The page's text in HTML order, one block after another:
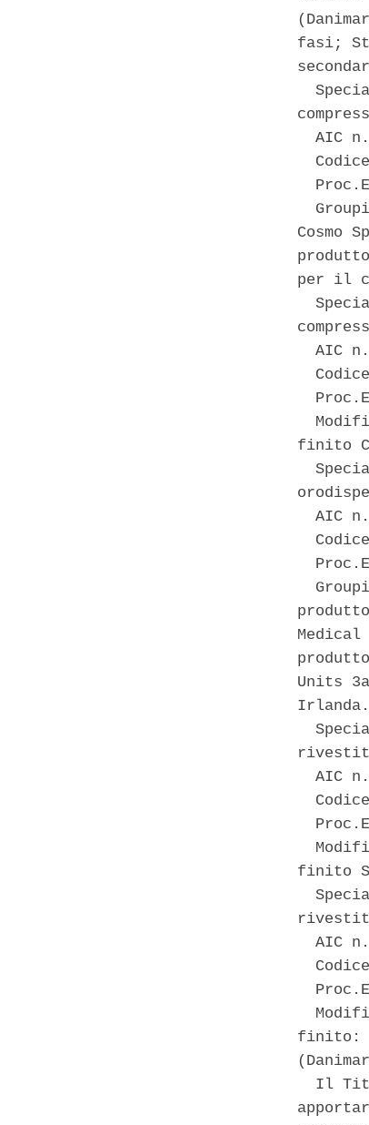
fasi;
AIC
Cosmo
per il
AIC
finito
AIC
Units
AIC
finito
AIC
finito:
Il